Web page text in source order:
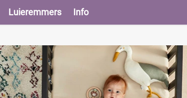
Luieremmers Info